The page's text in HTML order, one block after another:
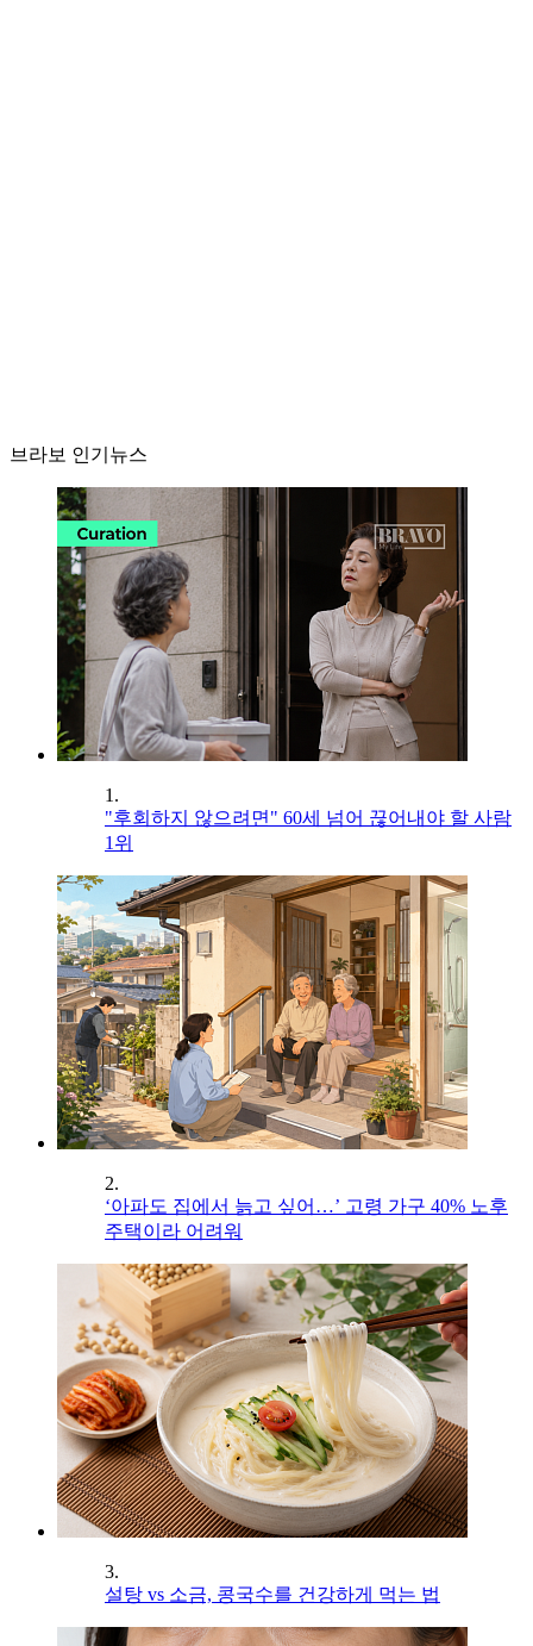
브라보 인기뉴스
1.
"후회하지 않으려면" 60세 넘어 끊어내야 할 사람
1위
2.
‘아파도 집에서 늙고 싶어…’ 고령 가구 40% 노후
주택이라 어려워
3.
설탕 vs 소금, 콩국수를 건강하게 먹는 법